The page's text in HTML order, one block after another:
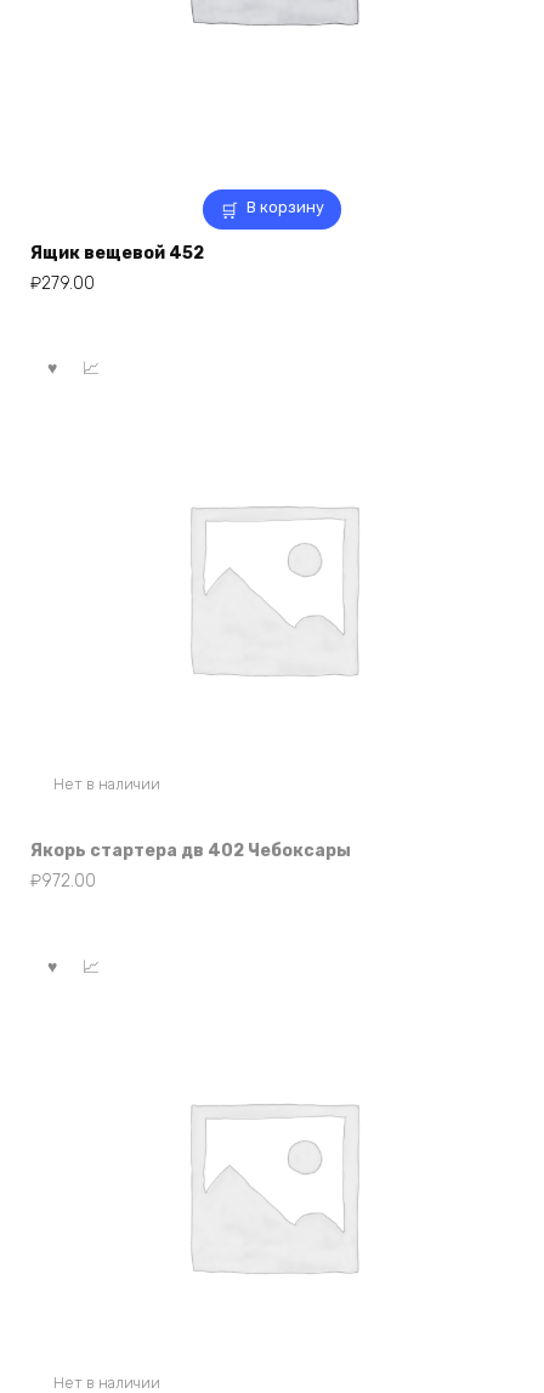
В корзину
Ящик вещевой 452
₽279.00
Нет в наличии
Якорь стартера дв 402 Чебоксары
₽972.00
Нет в наличии